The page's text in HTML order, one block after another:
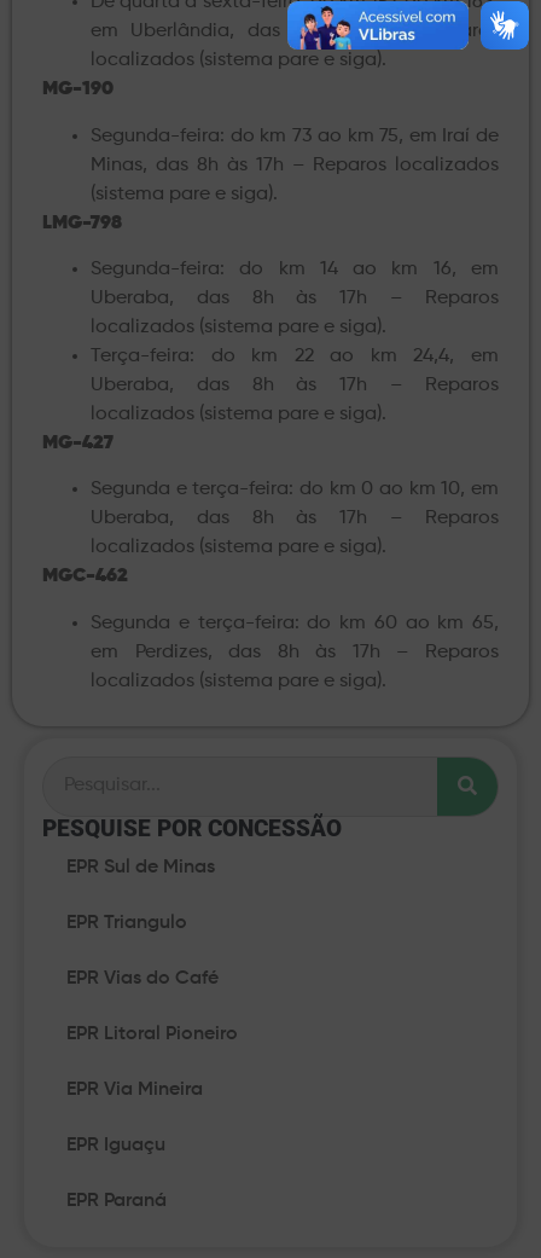
PESQUISE POR CONCESSÃO​
EPR Sul de Minas
EPR Triangulo
EPR Vias do Café
EPR Litoral Pioneiro
EPR Via Mineira
EPR Iguaçu
EPR Paraná
em Uberlândia, das 8h às 17h – Reparos
localizados (sistema pare e siga).
MG-190
Segunda-feira: do km 73 ao km 75, em Iraí de
Minas, das 8h às 17h – Reparos localizados
(sistema pare e siga).
LMG-798
Segunda-feira: do km 14 ao km 16, em
Uberaba, das 8h às 17h – Reparos
localizados (sistema pare e siga).
Terça-feira: do km 22 ao km 24,4, em
Uberaba, das 8h às 17h – Reparos
localizados (sistema pare e siga).
MG-427
Segunda e terça-feira: do km 0 ao km 10, em
Uberaba, das 8h às 17h – Reparos
localizados (sistema pare e siga).
MGC-462
Segunda e terça-feira: do km 60 ao km 65,
em Perdizes, das 8h às 17h – Reparos
localizados (sistema pare e siga).